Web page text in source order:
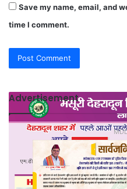
Save my name, email, and
time I comment.
Advertisement